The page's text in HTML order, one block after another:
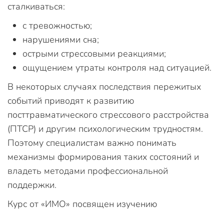
сталкиваться:
с тревожностью;
нарушениями сна;
острыми стрессовыми реакциями;
ощущением утраты контроля над ситуацией.
В некоторых случаях последствия пережитых
событий приводят к развитию
посттравматического стрессового расстройства
(ПТСР) и другим психологическим трудностям.
Поэтому специалистам важно понимать
механизмы формирования таких состояний и
владеть методами профессиональной
поддержки.
Курс от «ИМО» посвящен изучению